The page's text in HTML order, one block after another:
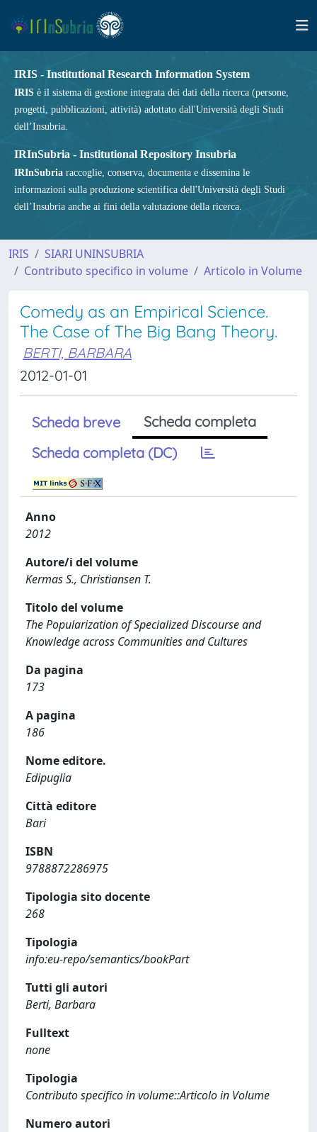
IRIS - Institutional Research Information System
IRIS è il sistema di gestione integrata dei dati della ricerca (persone,
progetti, pubblicazioni, attività) adottato dall'Università degli Studi
dell’Insubria.
IRInSubria - Institutional Repository Insubria
IRInSubria raccoglie, conserva, documenta e dissemina le
informazioni sulla produzione scientifica dell'Università degli Studi
dell’Insubria anche ai fini della valutazione della ricerca.
IRIS
SIARI UNINSUBRIA
Contributo specifico in volume
Articolo in Volume
Comedy as an Empirical Science.
The Case of The Big Bang Theory.
BERTI, BARBARA
2012-01-01
Scheda breve
Scheda completa
Scheda completa (DC)
Anno
2012
Autore/i del volume
Kermas S., Christiansen T.
Titolo del volume
The Popularization of Specialized Discourse and
Knowledge across Communities and Cultures
Da pagina
173
A pagina
186
Nome editore.
Edipuglia
Città editore
Bari
ISBN
9788872286975
Tipologia sito docente
268
Tipologia
info:eu-repo/semantics/bookPart
Tutti gli autori
Berti, Barbara
Fulltext
none
Tipologia
Contributo specifico in volume::Articolo in Volume
Numero autori